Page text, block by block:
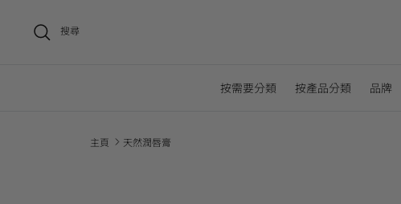
搜尋
按需要分類 按產品分類 品牌
主頁 天然潤唇膏